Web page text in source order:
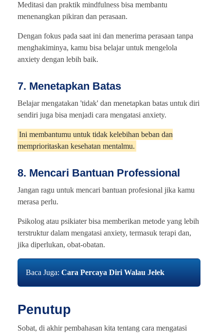
Meditasi dan praktik mindfulness bisa membantu
menenangkan pikiran dan perasaan.
Dengan fokus pada saat ini dan menerima perasaan tanpa
menghakiminya, kamu bisa belajar untuk mengelola
anxiety dengan lebih baik.
7. Menetapkan Batas
Belajar mengatakan 'tidak' dan menetapkan batas untuk diri
sendiri juga bisa menjadi cara mengatasi anxiety.
Ini membantumu untuk tidak kelebihan beban dan
memprioritaskan kesehatan mentalmu.
8. Mencari Bantuan Professional
Jangan ragu untuk mencari bantuan profesional jika kamu
merasa perlu.
Psikolog atau psikiater bisa memberikan metode yang lebih
terstruktur dalam mengatasi anxiety, termasuk terapi dan,
jika diperlukan, obat-obatan.
Baca Juga: Cara Percaya Diri Walau Jelek
Penutup
Sobat, di akhir pembahasan kita tentang cara mengatasi